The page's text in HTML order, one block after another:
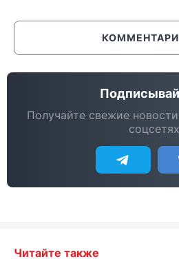
Получайте свежие
соцсетях
Читайте также